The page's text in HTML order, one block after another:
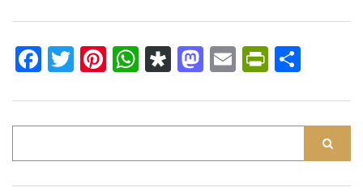
Facebook
Twitter
Pinterest
WhatsApp
Diaspora
Mastodon
Email